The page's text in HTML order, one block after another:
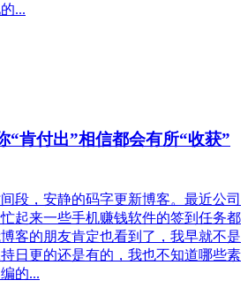
...
“肯付出”相信都会有所“收获”
段，安静的码字更新博客。最近公司
起来一些手机赚钱软件的签到任务都
客的朋友肯定也看到了，我早就不是
日更的还是有的，我也不知道哪些素
的...